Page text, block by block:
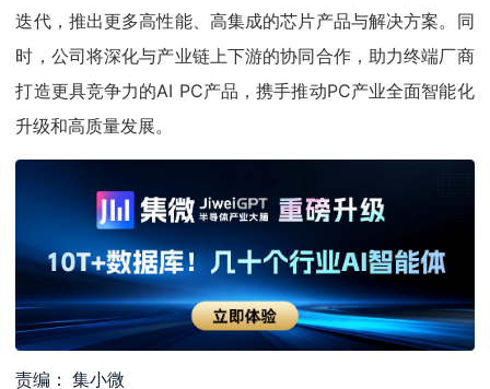
迭代，推出更多高性能、高集成的芯片产品与解决方案。同
时，公司将深化与产业链上下游的协同合作，助力终端厂商
打造更具竞争力的AI PC产品，携手推动PC产业全面智能化
升级和高质量发展。
责编： 集小微